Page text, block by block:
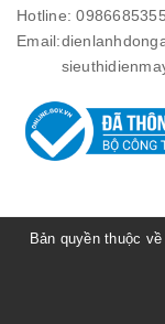
Hotline: 0986685355
Email:
Bản quyền thuộc